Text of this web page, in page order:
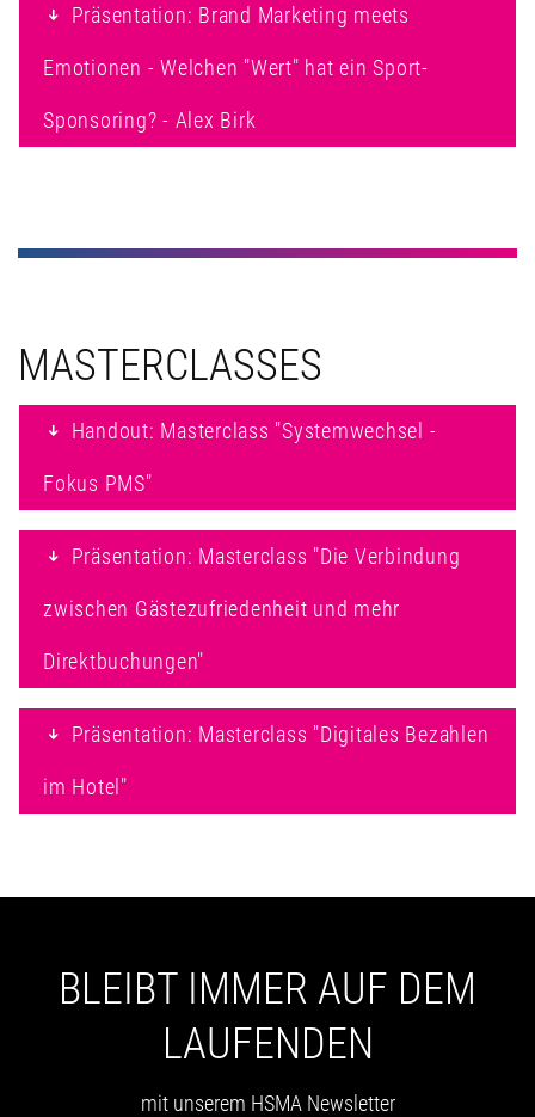
Präsentation: Brand Marketing meets
Emotionen - Welchen "Wert" hat ein Sport-
Sponsoring? - Alex Birk
MASTERCLASSES
Handout: Masterclass "Systemwechsel -
Fokus PMS"
Präsentation: Masterclass "Die Verbindung
zwischen Gästezufriedenheit und mehr
Direktbuchungen"
Präsentation: Masterclass "Digitales Bezahlen
im Hotel"
BLEIBT IMMER AUF DEM
LAUFENDEN
mit unserem HSMA Newsletter